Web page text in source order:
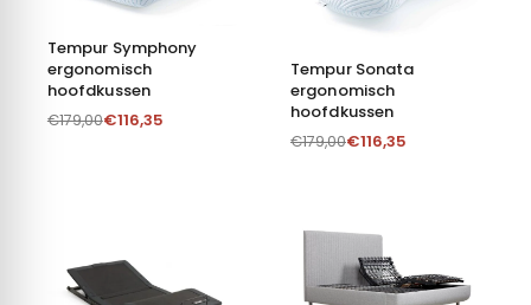
Tempur Symphony
ergonomisch
hoofdkussen
€179,00€116,35
Tempur Sonata
ergonomisch
hoofdkussen
€179,00€116,35